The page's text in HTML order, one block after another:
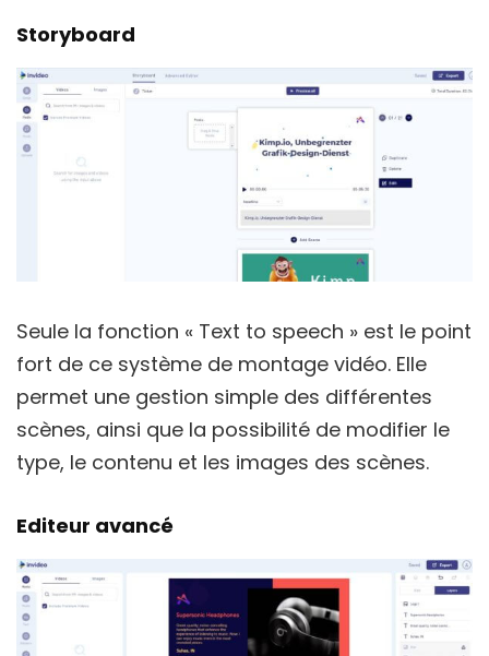
Storyboard
Seule la fonction « Text to speech » est le point
fort de ce système de montage vidéo. Elle
permet une gestion simple des différentes
scènes, ainsi que la possibilité de modifier le
type, le contenu et les images des scènes.
Editeur avancé